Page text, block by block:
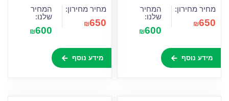
מחיר מחירון:
₪650
המחיר
שלנו:
₪600
מידע נוסף
מחיר מחירון:
₪650
המחיר
שלנו:
₪600
מידע נוסף